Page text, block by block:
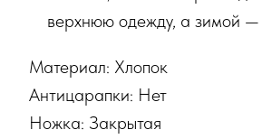
верхнюю одежду, а зимой —
Материал: Хлопок
Антицарапки: Нет
Ножка: Закрытая